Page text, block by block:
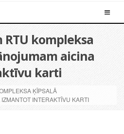
kompleksa
aicina
karti
ĶĪPSALĀ
INTERAKTĪVU KARTI